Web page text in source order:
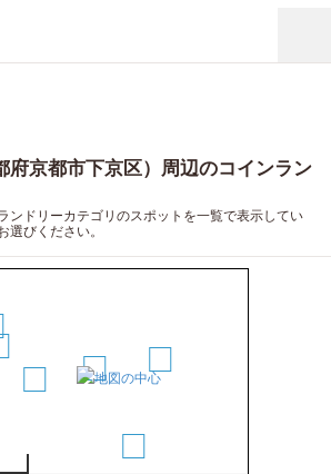
府京都市下京区）周辺のコインラン
ンドリーカテゴリのスポットを一覧で表示してい
選びください。
2